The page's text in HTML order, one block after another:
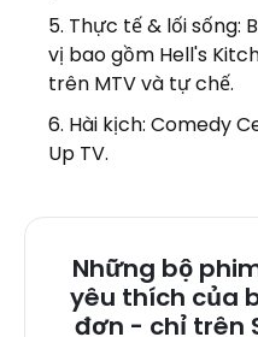
Thực tế & lối sống:
vị bao gồm Hell's
trên MTV và tự chế.
Hài kịch: Comedy
Up TV.
Những bộ
yêu thích của
đơn - chỉ trên